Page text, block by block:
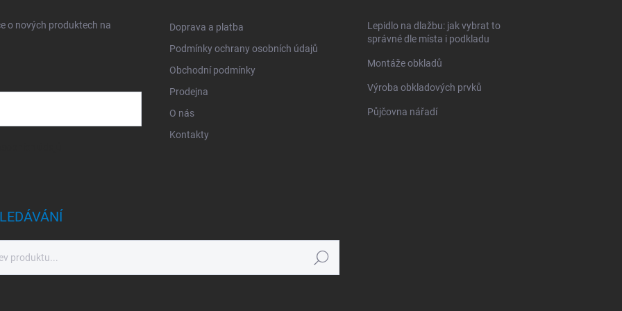
o nových produktech na
Doprava a platba
Podmínky ochrany osobních údajů
Obchodní podmínky
Prodejna
O nás
Kontakty
Lepidlo na dlažbu: jak vybrat to
správné dle místa i podkladu
Montáže obkladů
Výroba obkladových prvků
Půjčovna nářadí
Hledat